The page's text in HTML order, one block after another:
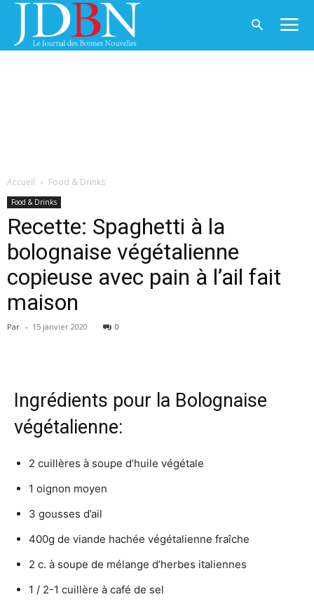
Accueil Food & Drinks
Food & Drinks
Recette: Spaghetti à la
bolognaise végétalienne
copieuse avec pain à l’ail fait
maison
Par - 15 janvier 2020 0
Ingrédients pour la Bolognaise
végétalienne:
2 cuillères à soupe d’huile végétale
1 oignon moyen
3 gousses d’ail
400g de viande hachée végétalienne fraîche
2 c. à soupe de mélange d’herbes italiennes
1 / 2-1 cuillère à café de sel